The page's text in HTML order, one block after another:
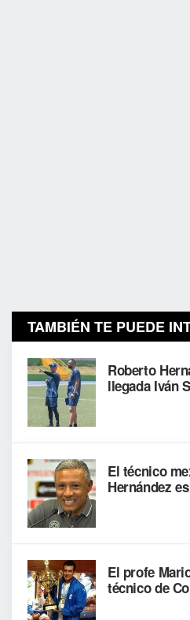
TAMBIÉN TE PUEDE
Roberto
llegada Iván
El técnico
Hernández
El profe
técnico de